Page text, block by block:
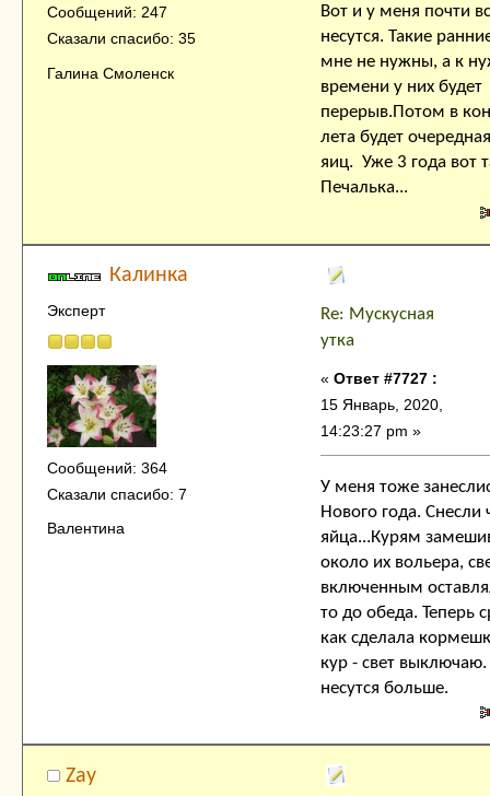
Сообщений: 247
Сказали спасибо: 35
Галина Смоленск
Вот и у меня почти
несутся. Такие
мне не нужны, а к
времени у них будет
перерыв.Потом в
лета будет
яиц. Уже 3 года вот
Печалька...
Калинка
Эксперт
Сообщений: 364
Сказали спасибо: 7
Валентина
Re: Мускусная
утка
« Ответ #7727 :
15 Январь, 2020,
14:23:27 pm »
У меня тоже
Нового года. Снесли
яйца...Курям
около их вольера,
включенным
то до обеда. Теперь
как сделала
кур - свет
несутся больше.
Zay